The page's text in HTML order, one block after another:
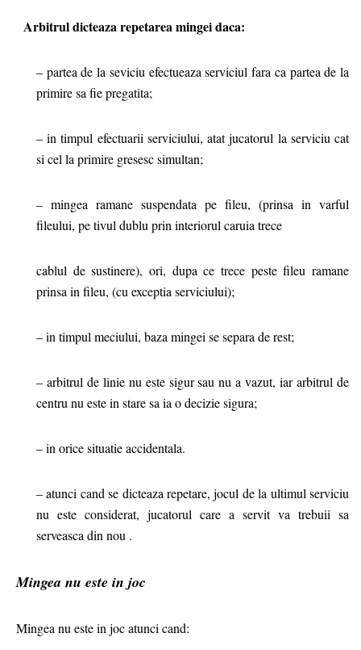
Arbitrul dicteaza repetarea mingei daca:
– partea de la seviciu efectueaza serviciul fara ca partea de la
primire sa fie pregatita;
– in timpul efectuarii serviciului, atat jucatorul la serviciu cat
si cel la primire gresesc simultan;
– mingea ramane suspendata pe fileu, (prinsa in varful
fileului, pe tivul dublu prin interiorul caruia trece
cablul de sustinere), ori, dupa ce trece peste fileu ramane
prinsa in fileu, (cu exceptia serviciului);
– in timpul meciului, baza mingei se separa de rest;
– arbitrul de linie nu este sigur sau nu a vazut, iar arbitrul de
centru nu este in stare sa ia o decizie sigura;
– in orice situatie accidentala.
– atunci cand se dicteaza repetare, jocul de la ultimul serviciu
nu este considerat, jucatorul care a servit va trebuii sa
serveasca din nou .
Mingea nu este in joc
Mingea nu este in joc atunci cand: